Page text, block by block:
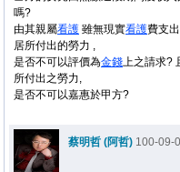
嗎?
由其親屬看護 雖無現實看護費支
居所付出的勞力 ,
是否不可以評價為金錢上之請求?
所付出之勞力,
是否不可以嘉惠於甲方?
蔡明哲 (阿哲) 100-09-